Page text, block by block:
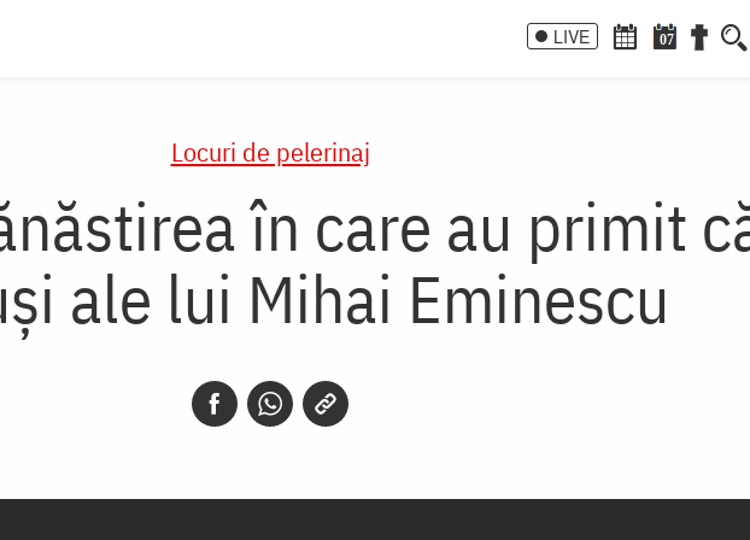
LIVE 07
Locuri de pelerinaj
în care au primit
ale lui Mihai Eminescu